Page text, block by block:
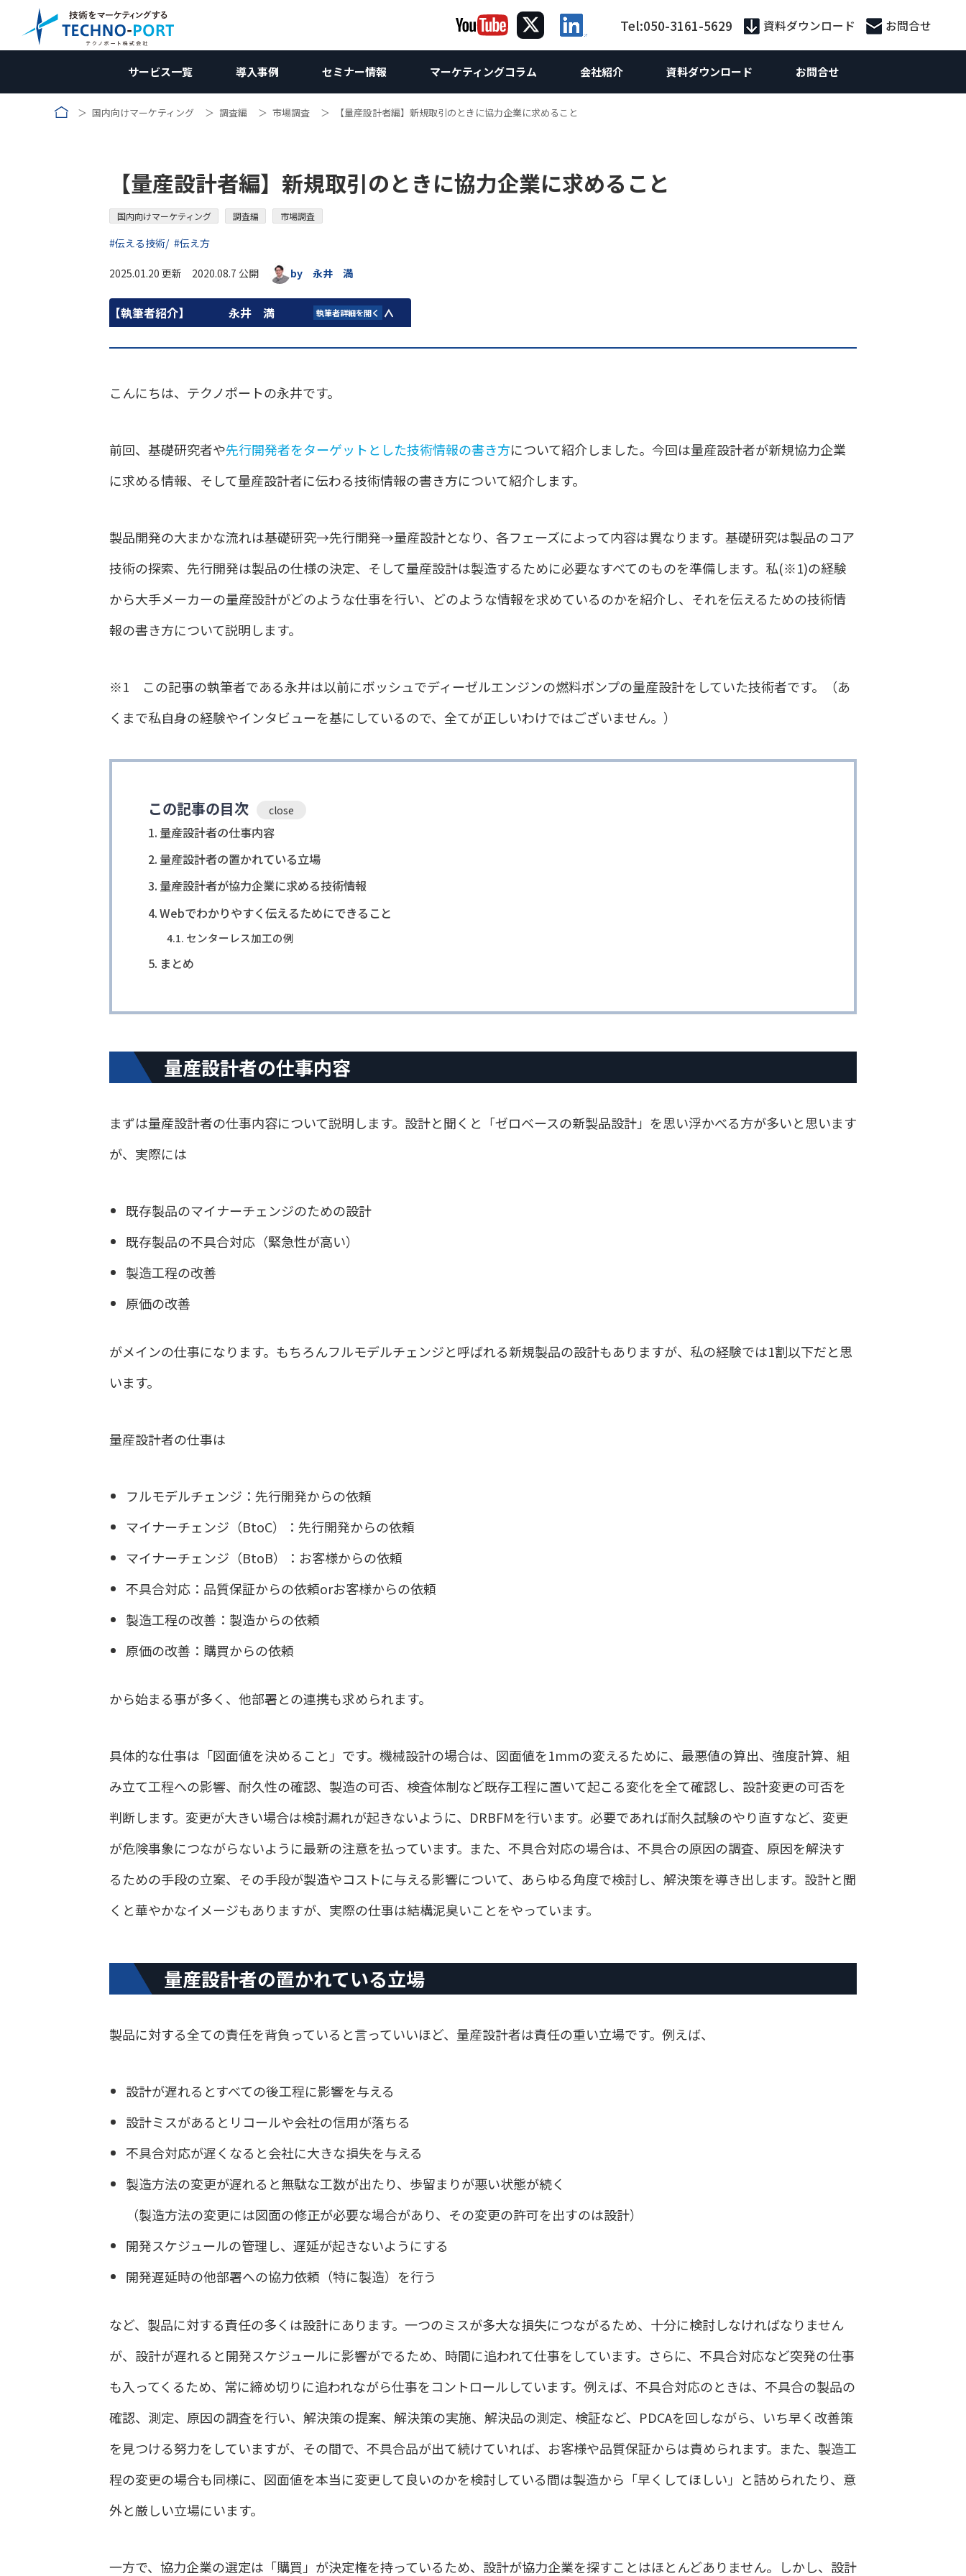
Tel:050-3161-5629 資料ダウンロード お問合せ
サービス一覧
新規開拓ソリューション
メーカー向け
受託加工業向け
用途開発向け
コンサルティング
Webサイト改善・運営支援
AI & SEO対策支援
コンテンツマーケティング支援
Web制作関連
Webサイト制作/改修
製品サイト制作
ランディングページ(LP)
広告
リスティング広告
→コンテンツ制作
ホワイトペーパー
インタビュー記事
動画制作
無料相談
SEO無料診断
海外向けWebサイト制作
海外向けWebサイト制作
海外SEO対策・広告運用
導入事例
受託加工業
メーカー
Webサイト制作
Webコンサルティング
セミナー情報 マーケティングコラム
競合調査
自社分析
市場調査
企画編
メーカー向け企画
受託加工向け企画
用途開発
コンテンツ制作
SEO対策
広告運用
AI検索対策
効果測定編
アクセス解析
GA4の使い方
改善編
アクセス数向上
リードナーチャリング
問い合わせ率向上
海外Webマーケティング
世界の製造業
会社紹介 資料ダウンロード
国内向けWebマーケティング
海外向けWebマーケティング
ホワイトペーパー
調査レポート
お問合せ
お問合せ
壁打ち相談会 (無料)
お問合せ
国内向けマーケティング 調査編 市場調査 【量産設計者編】新規取引のときに協力企業に求めること
【量産設計者編】新規取引のときに協力企業に求めること
国内向けマーケティング 調査編 市場調査
#伝える技術 #伝え方
2025.01.20 更新 2020.08.7 公開 by 永井 満
【執筆者紹介】 永井 満 執筆者詳細を開く
こんにちは、テクノポートの永井です。
前回、基礎研究者や先行開発者をターゲットとした技術情報の書き方について紹介しました。今回は量産設計者が新規協力企業
に求める情報、そして量産設計者に伝わる技術情報の書き方について紹介します。
製品開発の大まかな流れは基礎研究→先行開発→量産設計となり、各フェーズによって内容は異なります。基礎研究は製品のコア
技術の探索、先行開発は製品の仕様の決定、そして量産設計は製造するために必要なすべてのものを準備します。私(※1)の経験
から大手メーカーの量産設計がどのような仕事を行い、どのような情報を求めているのかを紹介し、それを伝えるための技術情
報の書き方について説明します。
※1 この記事の執筆者である永井は以前にボッシュでディーゼルエンジンの燃料ポンプの量産設計をしていた技術者です。（あ
くまで私自身の経験やインタビューを基にしているので、全てが正しいわけではございません。）
この記事の目次
量産設計者の仕事内容
量産設計者の置かれている立場
量産設計者が協力企業に求める技術情報
Webでわかりやすく伝えるためにできること
センターレス加工の例
まとめ
量産設計者の仕事内容
まずは量産設計者の仕事内容について説明します。設計と聞くと「ゼロベースの新製品設計」を思い浮かべる方が多いと思います
が、実際には
既存製品のマイナーチェンジのための設計
既存製品の不具合対応（緊急性が高い）
製造工程の改善
原価の改善
がメインの仕事になります。もちろんフルモデルチェンジと呼ばれる新規製品の設計もありますが、私の経験では1割以下だと思
います。
量産設計者の仕事は
フルモデルチェンジ：先行開発からの依頼
マイナーチェンジ（BtoC）：先行開発からの依頼
マイナーチェンジ（BtoB）：お客様からの依頼
不具合対応：品質保証からの依頼orお客様からの依頼
製造工程の改善：製造からの依頼
原価の改善：購買からの依頼
から始まる事が多く、他部署との連携も求められます。
具体的な仕事は「図面値を決めること」です。機械設計の場合は、図面値を1mmの変えるために、最悪値の算出、強度計算、組
み立て工程への影響、耐久性の確認、製造の可否、検査体制など既存工程に置いて起こる変化を全て確認し、設計変更の可否を
判断します。変更が大きい場合は検討漏れが起きないように、DRBFMを行います。必要であれば耐久試験のやり直すなど、変更
が危険事象につながらないように最新の注意を払っています。また、不具合対応の場合は、不具合の原因の調査、原因を解決す
るための手段の立案、その手段が製造やコストに与える影響について、あらゆる角度で検討し、解決策を導き出します。設計と聞
くと華やかなイメージもありますが、実際の仕事は結構泥臭いことをやっています。
量産設計者の置かれている立場
製品に対する全ての責任を背負っていると言っていいほど、量産設計者は責任の重い立場です。例えば、
設計が遅れるとすべての後工程に影響を与える
設計ミスがあるとリコールや会社の信用が落ちる
不具合対応が遅くなると会社に大きな損失を与える
製造方法の変更が遅れると無駄な工数が出たり、歩留まりが悪い状態が続く
（製造方法の変更には図面の修正が必要な場合があり、その変更の許可を出すのは設計）
開発スケジュールの管理し、遅延が起きないようにする
開発遅延時の他部署への協力依頼（特に製造）を行う
など、製品に対する責任の多くは設計にあります。一つのミスが多大な損失につながるため、十分に検討しなければなりません
が、設計が遅れると開発スケジュールに影響がでるため、時間に追われて仕事をしています。さらに、不具合対応など突発の仕事
も入ってくるため、常に締め切りに追われながら仕事をコントロールしています。例えば、不具合対応のときは、不具合の製品の
確認、測定、原因の調査を行い、解決策の提案、解決策の実施、解決品の測定、検証など、PDCAを回しながら、いち早く改善策
を見つける努力をしていますが、その間で、不具合品が出て続けていれば、お客様や品質保証からは責められます。また、製造工
程の変更の場合も同様に、図面値を本当に変更して良いのかを検討している間は製造から「早くしてほしい」と詰められたり、意
外と厳しい立場にいます。
一方で、協力企業の選定は「購買」が決定権を持っているため、設計が協力企業を探すことはほとんどありません。しかし、設計